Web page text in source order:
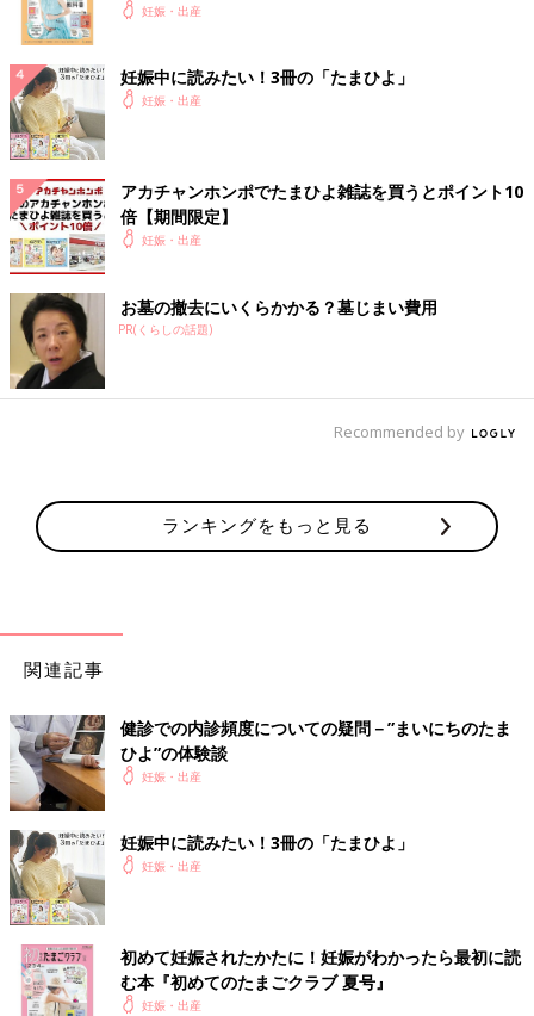
妊娠・出産
妊娠中に読みたい！3冊の「たまひよ」
妊娠・出産
アカチャンホンポでたまひよ雑誌を買うとポイント10
倍【期間限定】
妊娠・出産
お墓の撤去にいくらかかる？墓じまい費用
PR(くらしの話題)
Recommended by
ランキングをもっと見る
関連記事
健診での内診頻度についての疑問－”まいにちのたま
ひよ”の体験談
妊娠・出産
妊娠中に読みたい！3冊の「たまひよ」
妊娠・出産
初めて妊娠されたかたに！妊娠がわかったら最初に読
む本『初めてのたまごクラブ 夏号』
妊娠・出産